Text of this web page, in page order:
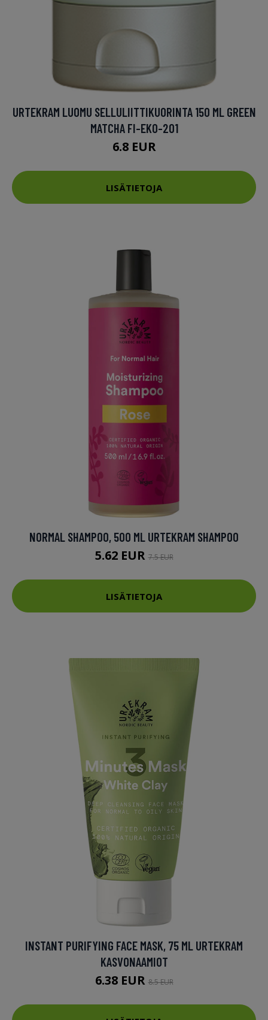
URTEKRAM LUOMU SELLULIITTIKUORINTA 150 ML GREEN
MATCHA FI-EKO-201
6.8 EUR
LISÄTIETOJA
NORMAL SHAMPOO, 500 ML URTEKRAM SHAMPOO
5.62 EUR7.5 EUR
LISÄTIETOJA
INSTANT PURIFYING FACE MASK, 75 ML URTEKRAM
KASVONAAMIOT
6.38 EUR8.5 EUR